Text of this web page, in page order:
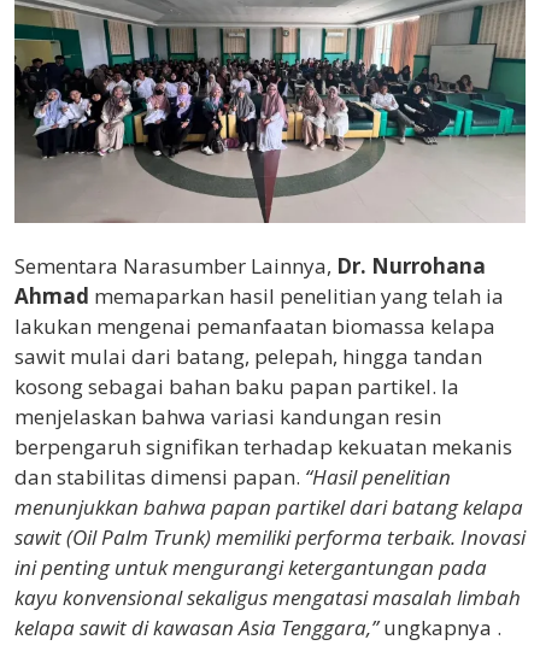
Sementara Narasumber Lainnya, Dr. Nurrohana
Ahmad memaparkan hasil penelitian yang telah ia
lakukan mengenai pemanfaatan biomassa kelapa
sawit mulai dari batang, pelepah, hingga tandan
kosong sebagai bahan baku papan partikel. Ia
menjelaskan bahwa variasi kandungan resin
berpengaruh signifikan terhadap kekuatan mekanis
dan stabilitas dimensi papan. “Hasil penelitian
menunjukkan bahwa papan partikel dari batang kelapa
sawit (Oil Palm Trunk) memiliki performa terbaik. Inovasi
ini penting untuk mengurangi ketergantungan pada
kayu konvensional sekaligus mengatasi masalah limbah
kelapa sawit di kawasan Asia Tenggara,”ungkapnya .